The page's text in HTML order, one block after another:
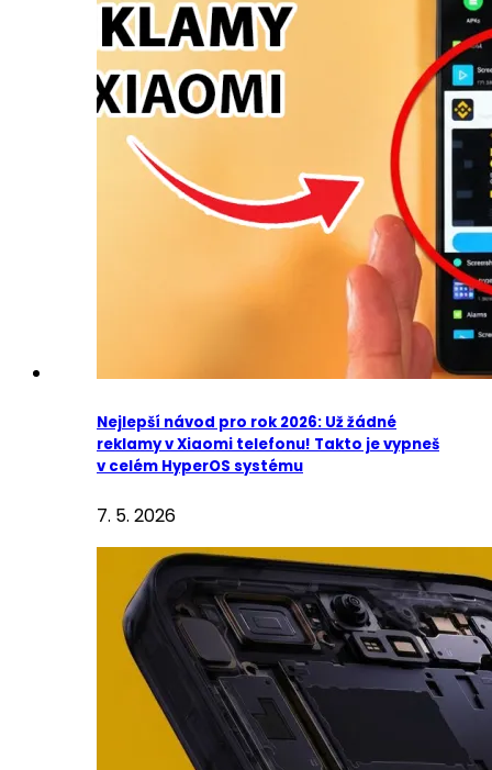
Nejlepší návod pro rok 2026: Už žádné
reklamy v Xiaomi telefonu! Takto je vypneš
v celém HyperOS systému
7. 5. 2026